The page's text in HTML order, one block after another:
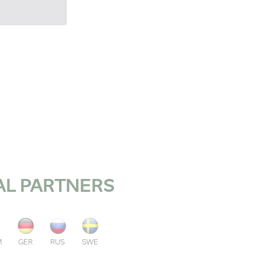
PARTNERS
GER RUS SWE